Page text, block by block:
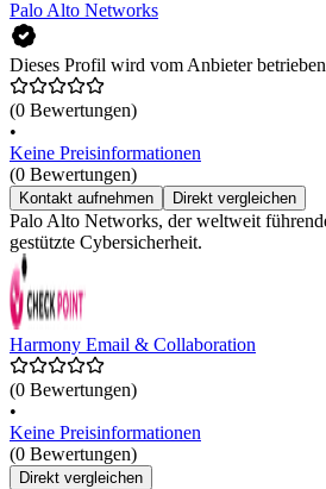
Palo Alto Networks
Dieses Profil wird vom Anbieter betrieben
(0 Bewertungen)
•
Keine Preisinformationen
(0 Bewertungen)
Kontakt aufnehmen Direkt vergleichen
Palo Alto Networks, der weltweit
gestützte Cybersicherheit.
Harmony Email & Collaboration
(0 Bewertungen)
•
Keine Preisinformationen
(0 Bewertungen)
Direkt vergleichen